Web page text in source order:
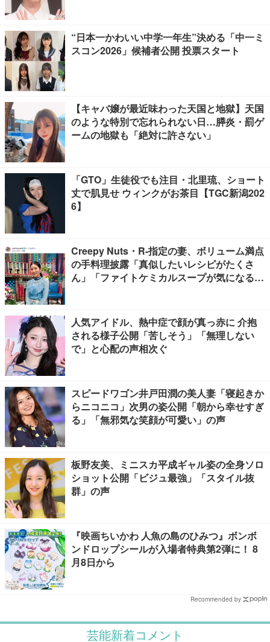
“日本一かわいい中学一年生”決める「中一ミ
スコン2026」候補者公開 投票スタート
【キャバ嬢が最近味わった天国と地獄】天国
のような特別で忘れられない日…膵炎・罰ゲ
ームの地獄も「絶対に許さない」
「GTO」生徒役でも注目・北里琉、ショート
丈で肌見せ ウィンクがお茶目【TGC新潟202
6】
Creepy Nuts・R-指定の妻、ボリューム満点
の手料理披露「真似したいレシピがたくさ
ん」「ファイトケミカルスープが気になる」
人気アイドル、熱中症で顔が真っ赤に 介抱
される様子公開「苦しそう」「無理しない
で」と心配の声相次ぐ
スピードワゴン井戸田潤の美人妻「寝起きか
らニコニコ」次男の姿公開「朝から幸せすぎ
る」「無邪気な笑顔が可愛い」の声
板野友美、ミニスカ平成ギャル姿の全身ソロ
ショット公開「ビジュ最強」「スタイル抜
群」の声
『映画ちいかわ 人魚の島のひみつ』ボンボ
ンドロップシールが入場者特典第2弾に！ 8
月8日から
Recommended by